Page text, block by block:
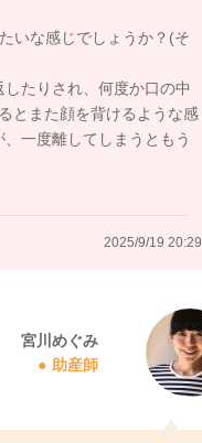
いな感じでしょうか？(そ
たりされ、何度か口の中
とまた顔を背けるような感
一度離してしまうともう
2025/9/19 20:29
宮川めぐみ
助産師